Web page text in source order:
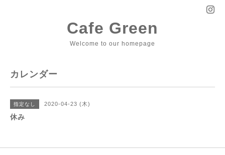
Cafe Green
Welcome to our homepage
カレンダー
指定なし 2020-04-23 (木)
休み